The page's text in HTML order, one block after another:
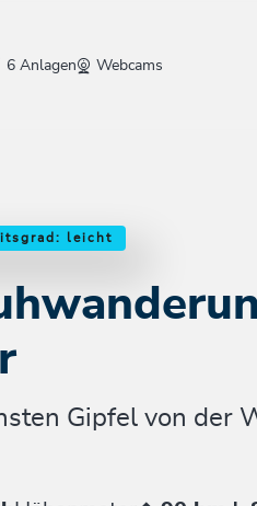
6 Anlagen Webcams
leicht
Gipfel von der